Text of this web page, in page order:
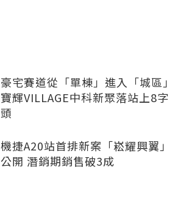
豪宅賽道從「單棟」進入「城區」
寶輝VILLAGE中科新聚落站上8字
頭
機捷A20站首排新案「崧耀興翼」
公開 潛銷期銷售破3成